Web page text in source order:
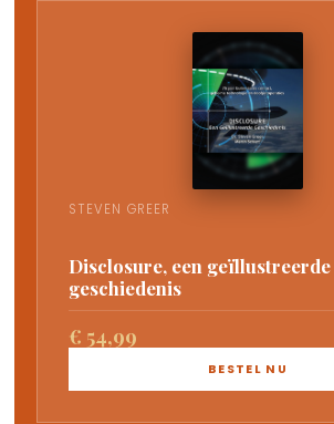
STEVEN GREER
Disclosure, een geïllustreerde
geschiedenis
€ 54,99
BESTEL NU